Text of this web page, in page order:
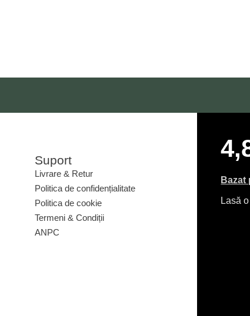
Suport
Livrare & Retur
Politica de confidențialitate
Politica de cookie
Termeni & Condiții
ANPC
Bazat
Lasă